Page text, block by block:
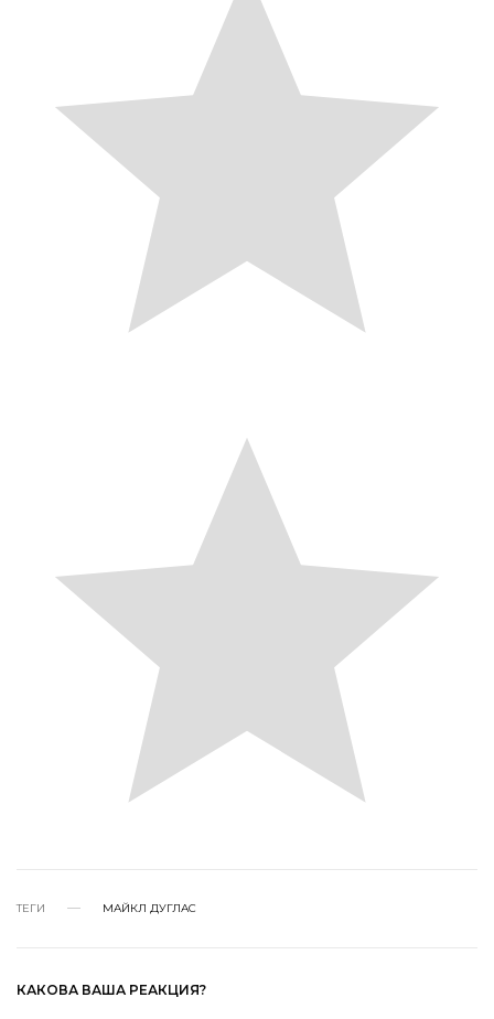
ТЕГИ МАЙКЛ ДУГЛАС
КАКОВА ВАША РЕАКЦИЯ?